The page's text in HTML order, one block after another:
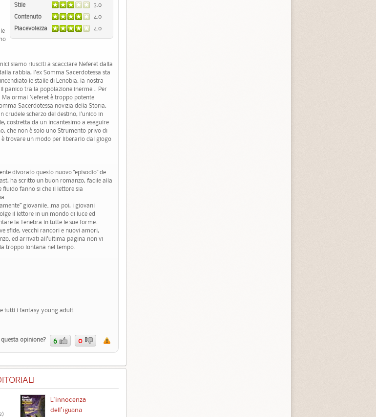
Stile
3.0
Contenuto
4.0
Piacevolezza
4.0
siamo riusciti a scacciare Neferet dalla
rabbia, l'ex Somma Sacerdotessa sta
le stalle di Lenobia, la nostra
panico tra la popolazione inerme... Per
ormai Neferet è troppo potente
Sacerdotessa novizia della Storia,
crudele scherzo del destino, l'unico in
costretta da un incantesimo a eseguire
che non è solo uno Strumento privo di
trovare un modo per liberarlo dal giogo
divorato questo nuovo "episodio" de
ha scritto un buon romanzo, facile alla
fanno si che il lettore sia
giovanile…ma poi, i giovani
il lettore in un mondo di luce ed
la Tenebra in tutte le sue forme.
sfide, vecchi rancori e nuovi amori,
ed arrivati all’ultima pagina non vi
troppo lontana nel tempo.
tutti i fantasy young adult
opinione? 6 0
)
L'innocenza
dell'iguana